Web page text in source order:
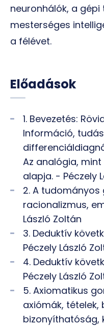
neuronhálók, a gépi
mesterséges
a félévet.
Előadások
1. Bevezetés:
Információ,
Az analógia,
alapja. - Péczely
2. A tudományos
racionalizmus,
László Zoltán
3. Deduktív
Péczely László
4. Deduktív
Péczely László
5. Axiomatikus
axiómák, tételek,
bizonyíthatóság,